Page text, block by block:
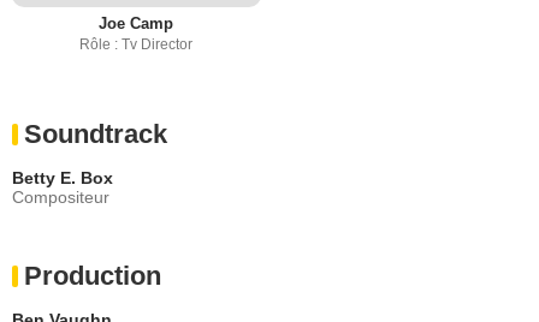
Joe Camp
Rôle : Tv Director
Soundtrack
Betty E. Box
Compositeur
Production